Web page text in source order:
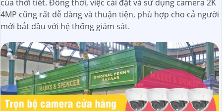
của thời tiết. Đồng thời, việc cài đặt và sử dụng camera 2K
4MP cũng rất dễ dàng và thuận tiện, phù hợp cho cả người
mới bắt đầu với hệ thống giám sát.